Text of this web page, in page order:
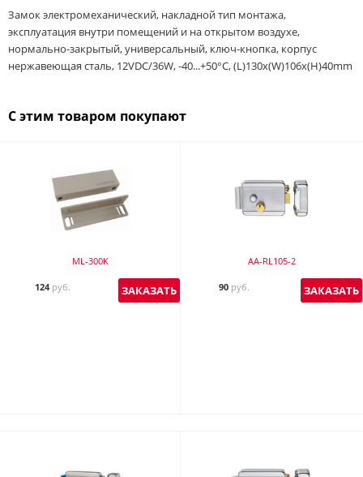
Замок электромеханический, накладной тип монтажа,
эксплуатация внутри помещений и на открытом воздухе,
нормально-закрытый, универсальный, ключ-кнопка, корпус
нержавеющая сталь, 12VDC/36W, -40...+50°С, (L)130х(W)106х(H)40mm
С этим товаром покупают
ML-300K
124 руб. ЗАКАЗАТЬ
AA-RL105-2
90 руб. ЗАКАЗАТЬ